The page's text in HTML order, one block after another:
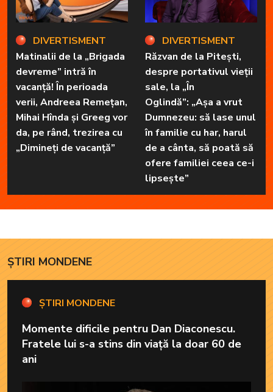
DIVERTISMENT
Matinalii de la „Brigada
devreme” intră în
vacanță! În perioada
verii, Andreea Remețan,
Mihai Hînda și Greeg vor
da, pe rând, trezirea cu
„Dimineți de vacanță”
DIVERTISMENT
Răzvan de la Pitești,
despre portativul vieții
sale, la „În
Oglindă”: „Așa a vrut
Dumnezeu: să lase unul
în familie cu har, harul
de a cânta, să poată să
ofere familiei ceea ce-i
lipsește”
ȘTIRI MONDENE
ȘTIRI MONDENE
Momente dificile pentru Dan Diaconescu.
Fratele lui s-a stins din viață la doar 60 de
ani